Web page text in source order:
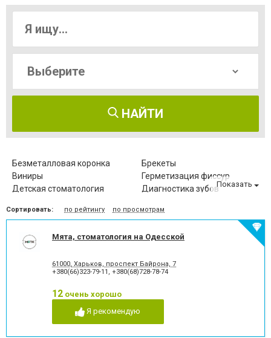
НАЙТИ
Безметалловая коронка
Брекеты
Виниры
Герметизация фиссур
Детская стоматология
Диагностика зубов
Исправление диастемы
Клиновидный дефект зубов
зубов
Коронка
Лазерное отбеливание
Лазеротерапия в
Лечение альвеолита
Лечение гиперестезии
Показать
Сортировать: по рейтингу по просмотрам
Мята, стоматология на Одесской
61000, Харьков, проспект Байрона, 7
+380(66)323-79-11 , +380(68)728-78-74
12 очень хорошо
Я рекомендую